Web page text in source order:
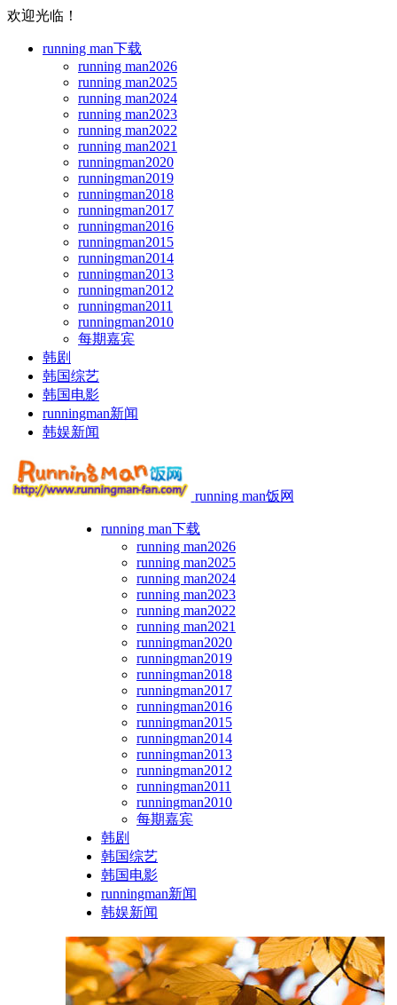
欢迎光临！
running man下载
running man2026
running man2025
running man2024
running man2023
running man2022
running man2021
runningman2020
runningman2019
runningman2018
runningman2017
runningman2016
runningman2015
runningman2014
runningman2013
runningman2012
runningman2011
runningman2010
每期嘉宾
韩剧
韩国综艺
韩国电影
runningman新闻
韩娱新闻
running man饭网
running man下载
running man2026
running man2025
running man2024
running man2023
running man2022
running man2021
runningman2020
runningman2019
runningman2018
runningman2017
runningman2016
runningman2015
runningman2014
runningman2013
runningman2012
runningman2011
runningman2010
每期嘉宾
韩剧
韩国综艺
韩国电影
runningman新闻
韩娱新闻